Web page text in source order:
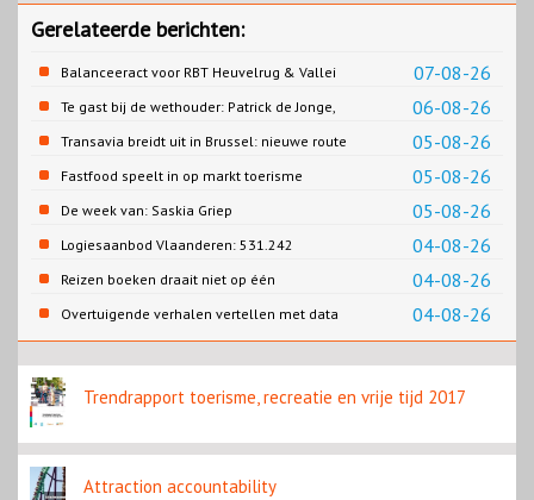
Gerelateerde berichten:
07-08-26
Balanceeract voor RBT Heuvelrug & Vallei
06-08-26
Te gast bij de wethouder: Patrick de Jonge,
Gemeente Emmen
05-08-26
Transavia breidt uit in Brussel: nieuwe route
naar Porto
05-08-26
Fastfood speelt in op markt toerisme
05-08-26
De week van: Saskia Griep
04-08-26
Logiesaanbod Vlaanderen: 531.242
slaapplaatsen
04-08-26
Reizen boeken draait niet op één
contentbron
04-08-26
Overtuigende verhalen vertellen met data
Trendrapport toerisme, recreatie en vrije tijd 2017
Attraction accountability